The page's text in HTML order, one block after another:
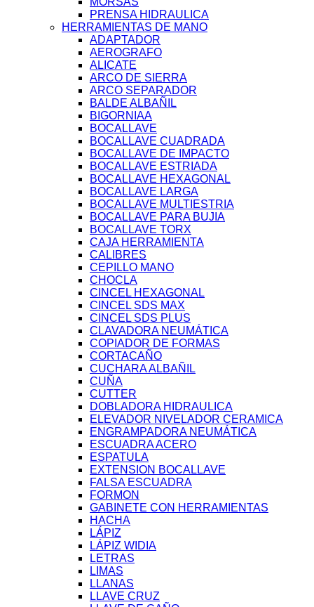
PRENSA HIDRAULICA
HERRAMIENTAS DE MANO
ADAPTADOR
AEROGRAFO
ALICATE
ARCO DE SIERRA
ARCO SEPARADOR
BALDE ALBAÑIL
BIGORNIAA
BOCALLAVE
BOCALLAVE CUADRADA
BOCALLAVE DE IMPACTO
BOCALLAVE ESTRIADA
BOCALLAVE HEXAGONAL
BOCALLAVE LARGA
BOCALLAVE MULTIESTRIA
BOCALLAVE PARA BUJIA
BOCALLAVE TORX
CAJA HERRAMIENTA
CALIBRES
CEPILLO MANO
CHOCLA
CINCEL HEXAGONAL
CINCEL SDS MAX
CINCEL SDS PLUS
CLAVADORA NEUMÁTICA
COPIADOR DE FORMAS
CORTACAÑO
CUCHARA ALBAÑIL
CUÑA
CUTTER
DOBLADORA HIDRAULICA
ELEVADOR NIVELADOR CERAMICA
ENGRAMPADORA NEUMÁTICA
ESCUADRA ACERO
ESPATULA
EXTENSION BOCALLAVE
FALSA ESCUADRA
FORMON
GABINETE CON HERRAMIENTAS
HACHA
LÁPIZ
LÁPIZ WIDIA
LETRAS
LIMAS
LLANAS
LLAVE CRUZ